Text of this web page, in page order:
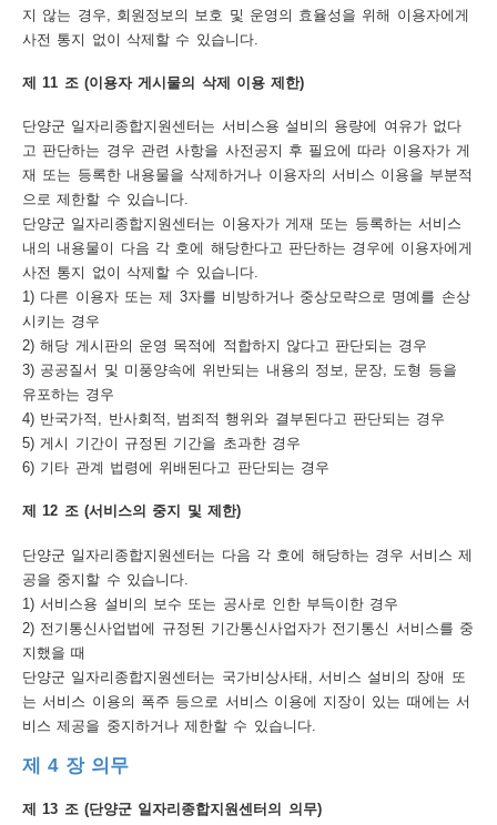
지 않는 경우, 회원정보의 보호 및 운영의 효율성을 위해 이용자에게
사전 통지 없이 삭제할 수 있습니다.
제 11 조 (이용자 게시물의 삭제 이용 제한)
단양군 일자리종합지원센터는 서비스용 설비의 용량에 여유가 없다
고 판단하는 경우 관련 사항을 사전공지 후 필요에 따라 이용자가 게
재 또는 등록한 내용물을 삭제하거나 이용자의 서비스 이용을 부분적
으로 제한할 수 있습니다.
단양군 일자리종합지원센터는 이용자가 게재 또는 등록하는 서비스
내의 내용물이 다음 각 호에 해당한다고 판단하는 경우에 이용자에게
사전 통지 없이 삭제할 수 있습니다.
1) 다른 이용자 또는 제 3자를 비방하거나 중상모략으로 명예를 손상
시키는 경우
2) 해당 게시판의 운영 목적에 적합하지 않다고 판단되는 경우
3) 공공질서 및 미풍양속에 위반되는 내용의 정보, 문장, 도형 등을
유포하는 경우
4) 반국가적, 반사회적, 범죄적 행위와 결부된다고 판단되는 경우
5) 게시 기간이 규정된 기간을 초과한 경우
6) 기타 관계 법령에 위배된다고 판단되는 경우
제 12 조 (서비스의 중지 및 제한)
단양군 일자리종합지원센터는 다음 각 호에 해당하는 경우 서비스 제
공을 중지할 수 있습니다.
1) 서비스용 설비의 보수 또는 공사로 인한 부득이한 경우
2) 전기통신사업법에 규정된 기간통신사업자가 전기통신 서비스를 중
지했을 때
단양군 일자리종합지원센터는 국가비상사태, 서비스 설비의 장애 또
는 서비스 이용의 폭주 등으로 서비스 이용에 지장이 있는 때에는 서
비스 제공을 중지하거나 제한할 수 있습니다.
제 4 장 의무
제 13 조 (단양군 일자리종합지원센터의 의무)